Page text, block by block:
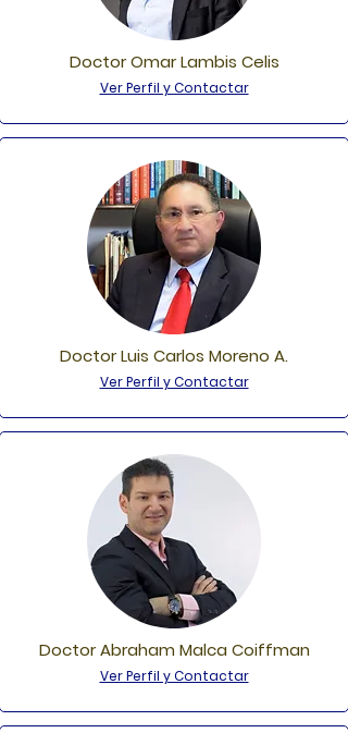
Doctor Omar Lambis Celis
Ver Perfil y Contactar
Doctor Luis Carlos Moreno A.
Ver Perfil y Contactar
Doctor Abraham Malca Coiffman
Ver Perfil y Contactar